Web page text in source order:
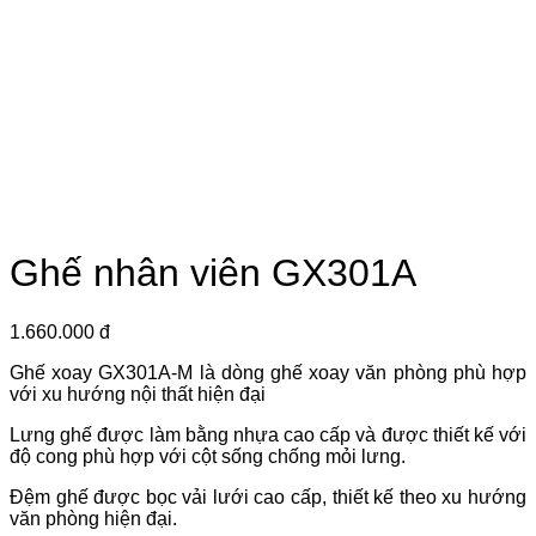
Ghế nhân viên GX301A
1.660.000 đ
Ghế xoay GX301A-M là dòng ghế xoay văn phòng phù hợp
với xu hướng nội thất hiện đại
Lưng ghế được làm bằng nhựa cao cấp và được thiết kế với
độ cong phù hợp với cột sống chống mỏi lưng.
Đệm ghế được bọc vải lưới cao cấp, thiết kế theo xu hướng
văn phòng hiện đại.